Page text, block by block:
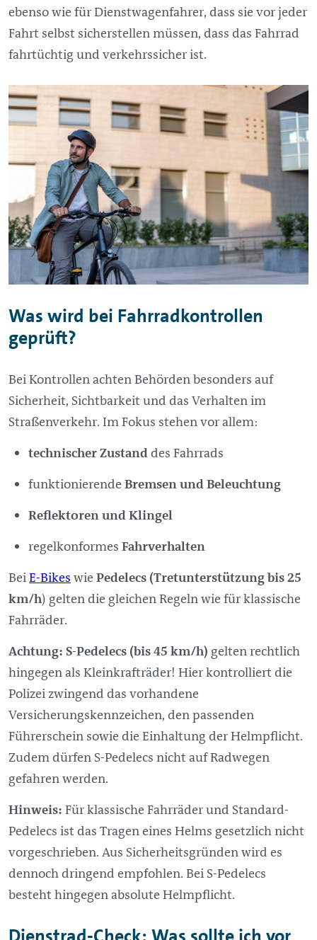
ebenso wie für Dienstwagenfahrer, dass sie vor jeder
Fahrt selbst sicherstellen müssen, dass das Fahrrad
fahrtüchtig und verkehrssicher ist.
Was wird bei Fahrradkontrollen
geprüft?
Bei Kontrollen achten Behörden besonders auf
Sicherheit, Sichtbarkeit und das Verhalten im
Straßenverkehr. Im Fokus stehen vor allem:
technischer Zustanddes Fahrrads
funktionierende Bremsen und Beleuchtung
Reflektoren und Klingel
regelkonformes Fahrverhalten
BeiE-Bikes wie Pedelecs (Tretunterstützungbis 25
km/h) gelten die gleichen Regeln wie für klassische
Fahrräder.
Achtung: S-Pedelecs (bis 45 km/h) gelten rechtlich
hingegen als Kleinkrafträder! Hier kontrolliert die
Polizei zwingend das vorhandene
Versicherungskennzeichen, den passenden
Führerschein sowie die Einhaltung der Helmpflicht.
Zudem dürfen S-Pedelecs nicht auf Radwegen
gefahren werden.
Hinweis: Für klassische Fahrräder und Standard-
Pedelecs ist das Tragen eines Helms gesetzlich nicht
vorgeschrieben. Aus Sicherheitsgründen wird es
dennoch dringend empfohlen. Bei S-Pedelecs
besteht hingegen absolute Helmpflicht.